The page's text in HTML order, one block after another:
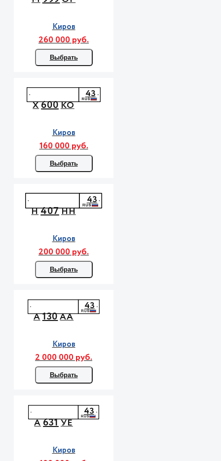
Киров
260 000 руб.
Выбрать
Х600КО
43
Киров
160 000 руб.
Выбрать
Н407НН
43
Киров
200 000 руб.
Выбрать
А130АА
43
Киров
2 000 000 руб.
Выбрать
А631УЕ
43
Киров